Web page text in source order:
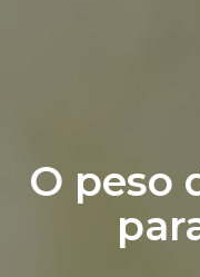
O peso